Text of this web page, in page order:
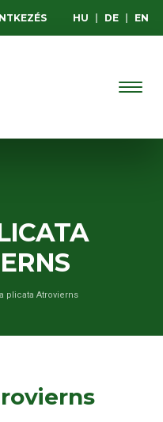
HU DE EN
plicata Atrovierns